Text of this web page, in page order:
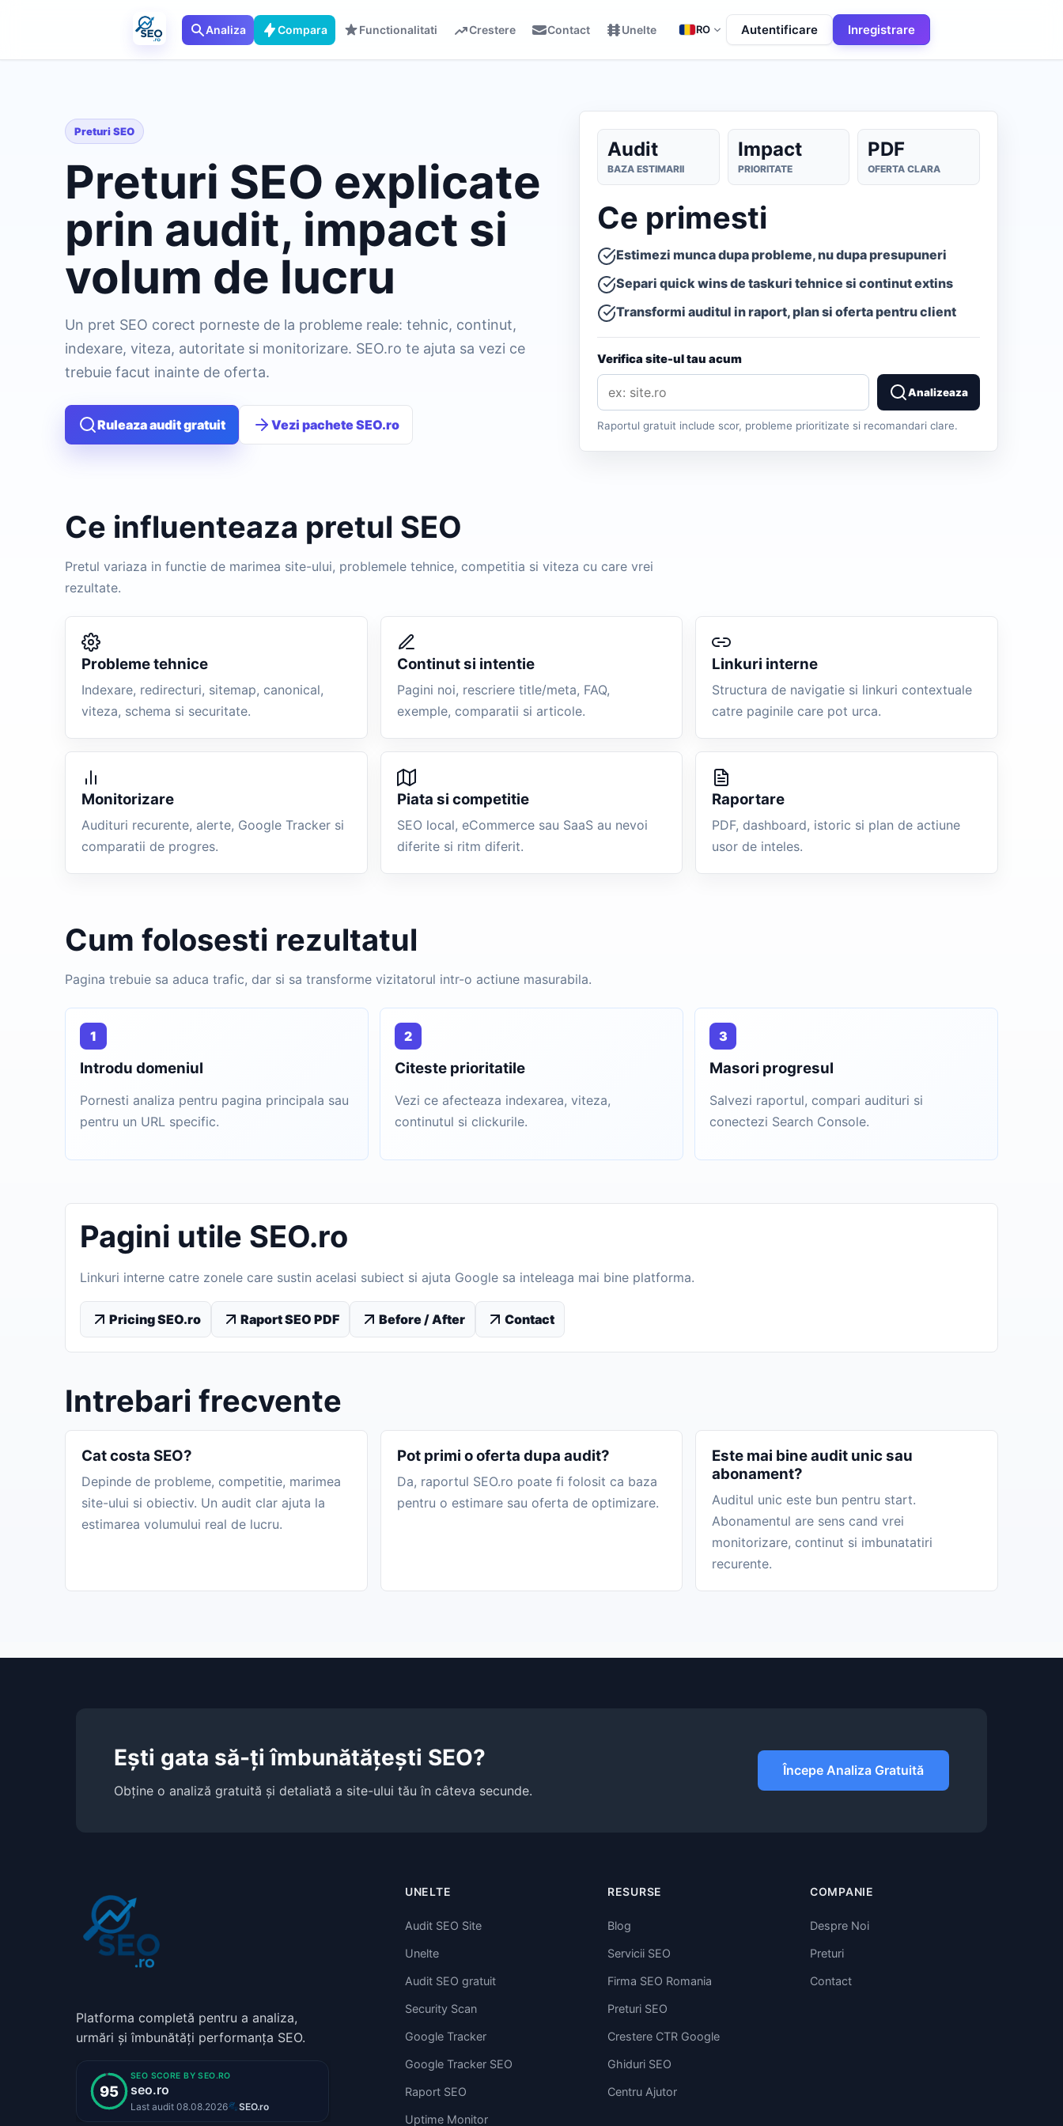
Analiza Compara Functionalitati Crestere Contact Unelte RO Autentificare Inregistrare
Preturi SEO
Preturi SEO explicate
prin audit, impact si
volum de lucru
Un pret SEO corect porneste de la probleme reale: tehnic, continut,
indexare, viteza, autoritate si monitorizare. SEO.ro te ajuta sa vezi ce
trebuie facut inainte de oferta.
Ruleaza audit gratuit Vezi pachete SEO.ro
Audit
BAZA ESTIMARII
Impact
PRIORITATE
PDF
OFERTA CLARA
Ce primesti
Estimezi munca dupa probleme, nu dupa presupuneri
Separi quick wins de taskuri tehnice si continut extins
Transformi auditul in raport, plan si oferta pentru client
Verifica site-ul tau acum
Analizeaza
Raportul gratuit include scor, probleme prioritizate si recomandari clare.
Ce influenteaza pretul SEO
Pretul variaza in functie de marimea site-ului, problemele tehnice, competitia si viteza cu care vrei
rezultate.
Probleme tehnice
Indexare, redirecturi, sitemap, canonical,
viteza, schema si securitate.
Continut si intentie
Pagini noi, rescriere title/meta, FAQ,
exemple, comparatii si articole.
Linkuri interne
Structura de navigatie si linkuri contextuale
catre paginile care pot urca.
Monitorizare
Audituri recurente, alerte, Google Tracker si
comparatii de progres.
Piata si competitie
SEO local, eCommerce sau SaaS au nevoi
diferite si ritm diferit.
Raportare
PDF, dashboard, istoric si plan de actiune
usor de inteles.
Cum folosesti rezultatul
Pagina trebuie sa aduca trafic, dar si sa transforme vizitatorul intr-o actiune masurabila.
1
Introdu domeniul
Pornesti analiza pentru pagina principala sau
pentru un URL specific.
2
Citeste prioritatile
Vezi ce afecteaza indexarea, viteza,
continutul si clickurile.
3
Masori progresul
Salvezi raportul, compari audituri si
conectezi Search Console.
Pagini utile SEO.ro
Linkuri interne catre zonele care sustin acelasi subiect si ajuta Google sa inteleaga mai bine platforma.
Pricing SEO.ro Raport SEO PDF Before / After Contact
Intrebari frecvente
Cat costa SEO?
Depinde de probleme, competitie, marimea
site-ului si obiectiv. Un audit clar ajuta la
estimarea volumului real de lucru.
Pot primi o oferta dupa audit?
Da, raportul SEO.ro poate fi folosit ca baza
pentru o estimare sau oferta de optimizare.
Este mai bine audit unic sau
abonament?
Auditul unic este bun pentru start.
Abonamentul are sens cand vrei
monitorizare, continut si imbunatatiri
recurente.
Ești gata să-ți îmbunătățești SEO?
Obține o analiză gratuită și detaliată a site-ului tău în câteva secunde.
Începe Analiza Gratuită
Platforma completă pentru a analiza,
urmări și îmbunătăți performanța SEO.
UNELTE
Audit SEO Site
Unelte
Audit SEO gratuit
Security Scan
Google Tracker
Google Tracker SEO
Raport SEO
Uptime Monitor
RESURSE
Blog
Servicii SEO
Firma SEO Romania
Preturi SEO
Crestere CTR Google
Ghiduri SEO
Centru Ajutor
COMPANIE
Despre Noi
Preturi
Contact